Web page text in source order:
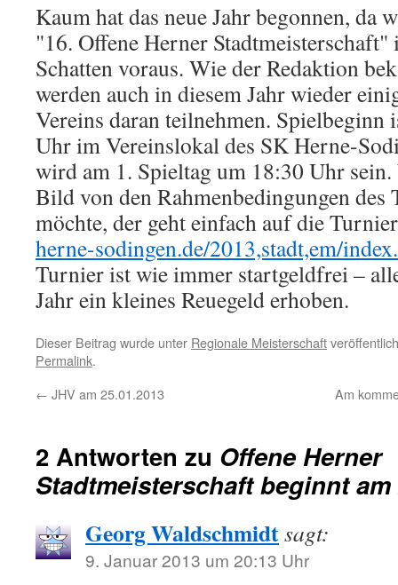
Kaum hat das neue Jahr begonnen, da
"16. Offene Herner Stadtmeisterschaft"
Schatten voraus. Wie der Redaktion
werden auch in diesem Jahr wieder
Vereins daran teilnehmen. Spielbeginn
Uhr im Vereinslokal des SK Herne-
wird am 1. Spieltag um 18:30 Uhr sein.
Bild von den Rahmenbedingungen des
möchte, der geht einfach auf die
herne-sodingen.de/2013,stadt,em/
Turnier ist wie immer startgeldfrei –
Jahr ein kleines Reuegeld erhoben.
Dieser Beitrag wurde unter Regionale Meisterschaft
Permalink.
← JHV am 25.01.2013 Am
2 Antworten zu Offene Herner
Stadtmeisterschaft beginnt am
Georg Waldschmidtsagt:
9. Januar 2013 um 20:13 Uhr